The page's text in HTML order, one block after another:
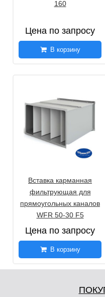
160
Цена по запросу
В корзину
Вставка карманная
фильтрующая для
прямоугольных каналов
WFR 50-30 F5
Цена по запросу
В корзину